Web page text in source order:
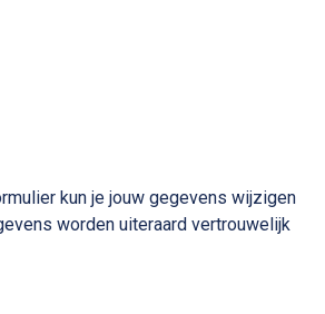
kun je jouw gegevens wijzigen
worden uiteraard vertrouwelijk